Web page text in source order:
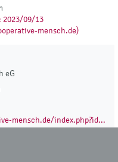
2023/09/13
mensch.de)
eG
mensch.de/index.php?id...